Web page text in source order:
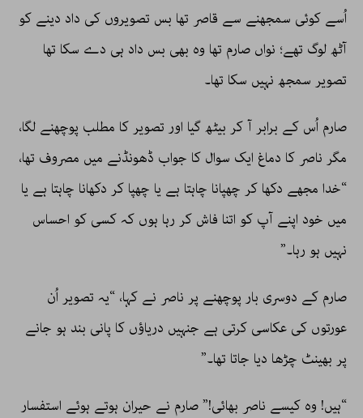
اُسے کوئی سمجھنے سے قاصر تھا بس تصویروں کی داد دینے کو
آٹھ لوگ تھے؛ نواں صارم تھا وہ بھی بس داد ہی دے سکا تھا
تصویر سمجھ نہیں سکا تھا۔
صارم اُس کے برابر آ کر بیٹھ گیا اور تصویر کا مطلب پوچھنے لگا،
مگر ناصر کا دماغ ایک سوال کا جواب ڈھونڈنے میں مصروف تھا،
“خدا مجھے دکھا کر چھپانا چاہتا ہے یا چھپا کر دکھانا چاہتا ہے یا
میں خود اپنے آپ کو اتنا فاش کر رہا ہوں کہ کسی کو احساس
نہیں ہو رہا۔”
صارم کے دوسری بار پوچھنے پر ناصر نے کہا، “یہ تصویر اُن
عورتوں کی عکاسی کرتی ہے جنہیں دریاؤں کا پانی بند ہو جانے
پر بھینٹ چڑھا دیا جاتا تھا۔”
“ہیں! وہ کیسے ناصر بھائی!” صارم نے حیران ہوتے ہوئے استفسار